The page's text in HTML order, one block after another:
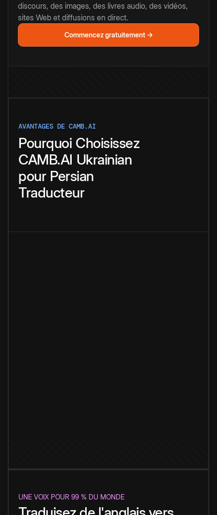
discours, des images, des livres audio, des vidéos,
sites Web et diffusions en direct.
Commencez gratuitement →
AVANTAGES DE CAMB.AI
Pourquoi Choisissez
CAMB.AI Ukrainian
pour Persian
Traducteur
UNE VOIX POUR 99 % DU MONDE